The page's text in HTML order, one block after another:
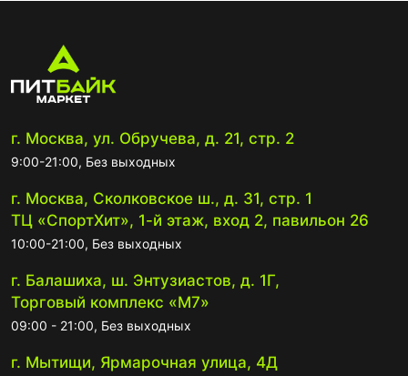
г. Москва, ул. Обручева, д. 21, стр. 2
9:00-21:00, Без выходных
г. Москва, Сколковское ш., д. 31, стр. 1
ТЦ «СпортХит», 1-й этаж, вход 2, павильон 26
10:00-21:00, Без выходных
г. Балашиха, ш. Энтузиастов, д. 1Г,
Торговый комплекс «М7»
09:00 - 21:00, Без выходных
г. Мытищи, Ярмарочная улица, 4Д